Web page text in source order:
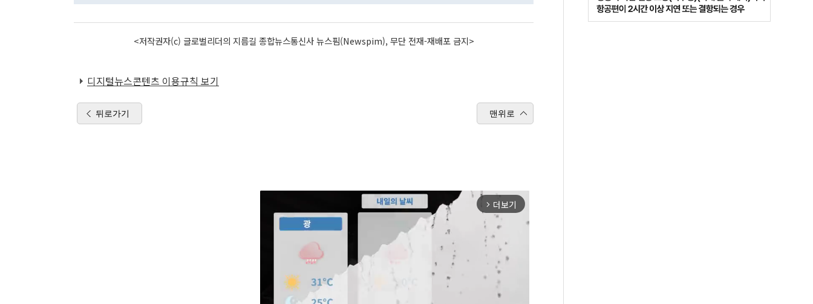
<저작권자(c) 글로벌리더의 지름길 종합뉴스통신사 뉴스핌(Newspim), 무단 전재-재배포 금지>
디지털뉴스콘텐츠 이용규칙 보기
뒤로가기 맨위로
arrow_forward_ios 더보기